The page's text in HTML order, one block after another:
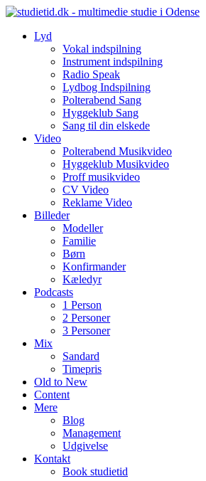
Skip
contentLyd
Vokal indspilning
Instrument indspilning
Radio Speak
Lydbog Indspilning
Polterabend Sang
Hyggeklub Sang
Sang til din elskede
Video
Polterabend Musikvideo
Hyggeklub Musikvideo
Proff musikvideo
CV Video
Reklame Video
Billeder
Modeller
Familie
Børn
Konfirmander
Kæledyr
Podcasts
1 Person
2 Personer
3 Personer
Mix
Sandard
Timepris
Old to New
Content
Mere
Blog
Management
Udgivelse
Kontakt
Book studietid